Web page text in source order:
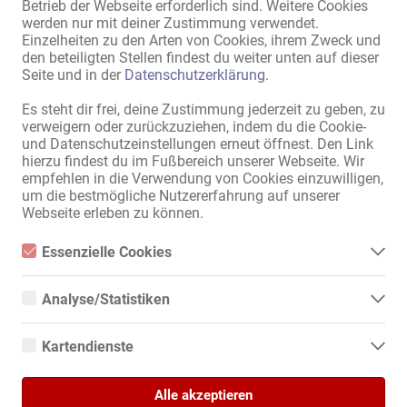
Betrieb der Webseite erforderlich sind. Weitere Cookies
werden nur mit deiner Zustimmung verwendet.
Einzelheiten zu den Arten von Cookies, ihrem Zweck und
den beteiligten Stellen findest du weiter unten auf dieser
Seite und in der Datenschutzerklärung.
Es steht dir frei, deine Zustimmung jederzeit zu geben, zu
verweigern oder zurückzuziehen, indem du die Cookie-
und Datenschutzeinstellungen erneut öffnest. Den Link
hierzu findest du im Fußbereich unserer Webseite. Wir
empfehlen in die Verwendung von Cookies einzuwilligen,
um die bestmögliche Nutzererfahrung auf unserer
Webseite erleben zu können.
Essenzielle Cookies
Essenzielle Cookies sind alle notwendigen Cookies, die für den
ermöglicht werden. Die Webseite kann ohne diese Cookies nicht
Analyse/Statistiken
Analyse- bzw. Statistikcookies sind Cookies, die der Analyse der
Zugriffsstatistiken dienen. Sie helfen den Webseiten-Besitzern zu
Informationen anonym gesammelt und gemeldet werden.
Kartendienste
Wenn Sie Google Maps auf unserer Webseite nutzen, können
Alle akzeptieren
Küche:
Einbauküche,mit Sitz- und
Essmöglichkeit, alleinige
Nutzung
Bad:
Dusche,alleinige Nutzung
Gästebereich:
Garten,Terrasse
Damen-Parkplätze:
vorhanden, eigene
Gäste-Parkplätze:
vorhanden ,eigene
Lage:
ländliche Gegend
2 Wohnungen in absolut konkurrenzloser Adresse!!!
Nähe Köln / Bonn / Siegburg!
Lange, genehmigte Prostitutions-Adresse wechselt die Mieterin!
3 Zimmer, Küche, Bad mit Garten.